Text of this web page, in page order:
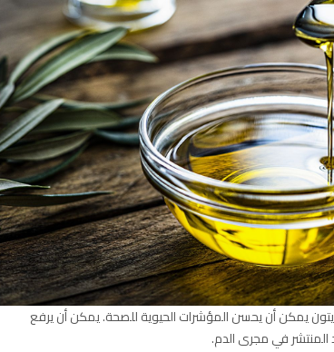
يمكن أن يحسن المؤشرات الحيوية للصحة. يمكن أن يرفع